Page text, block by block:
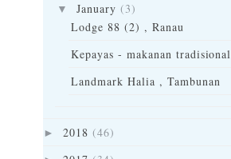
▼ January (3)
Lodge 88 (2) , Ranau
Kepayas - makanan tradisional
Landmark Halia , Tambunan
► 2018 (46)